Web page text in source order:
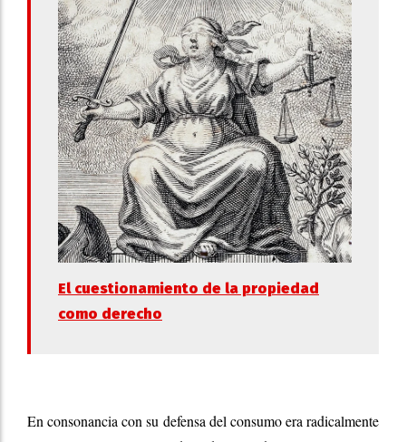
El cuestionamiento de la propiedad
como derecho
En consonancia con su defensa del consumo era radicalmente